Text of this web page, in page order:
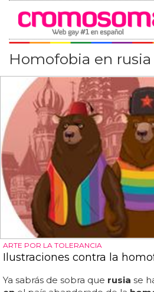
Homofobia en rusia
ARTE POR LA TOLERANCIA
Ilustraciones contra la
Ya sabrás de sobra que rusia se